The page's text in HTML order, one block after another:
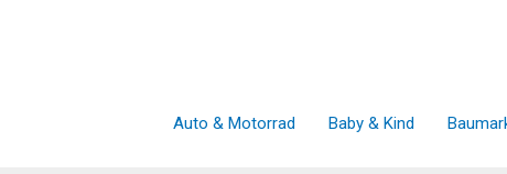
Auto & Motorrad Baby & Kind